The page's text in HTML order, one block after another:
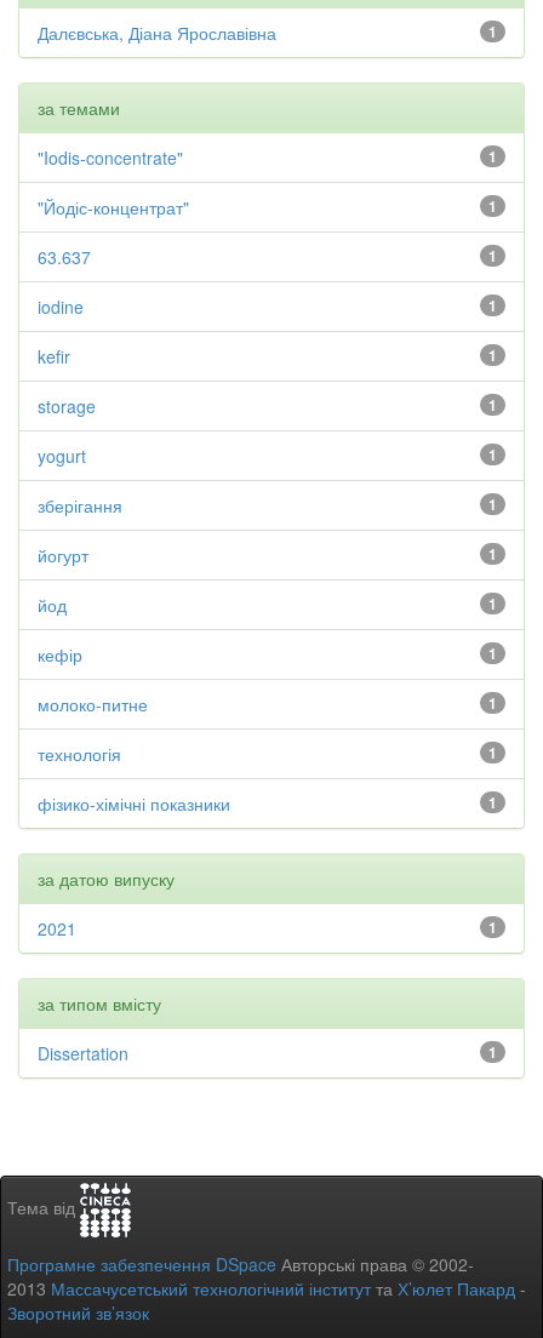
1
Далєвська, Діана Ярославівна
за темами
1
"Iodis-concentrate"
1
"Йодіс-концентрат"
1
63.637
1
iodine
1
kefir
1
storage
1
yogurt
1
зберігання
1
йогурт
1
йод
1
кефір
1
молоко-питне
1
технологія
1
фізико-хімічні показники
за датою випуску
1
2021
за типом вмісту
1
Dissertation
Тема від
Програмне забезпечення DSpace Авторські права © 2002-
2013 Массачусетський технологічний інститутта Х’юлет Пакард -
Зворотний зв’язок